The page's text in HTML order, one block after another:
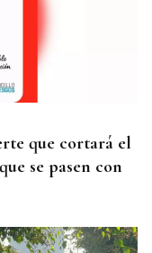
que cortará el
se pasen con